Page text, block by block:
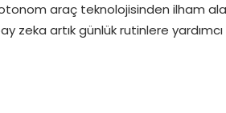
araç teknolojisinden ilham
zeka artık günlük rutinlere